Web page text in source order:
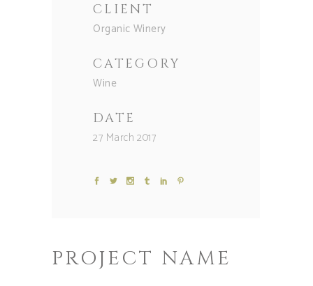
CLIENT
Organic Winery
CATEGORY
Wine
DATE
27 March 2017
PROJECT NAME